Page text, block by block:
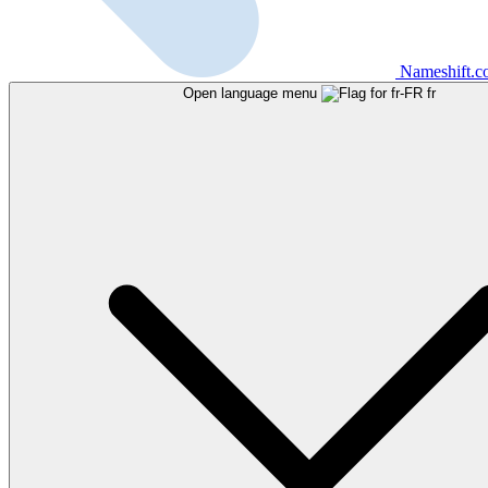
Open language menu fr